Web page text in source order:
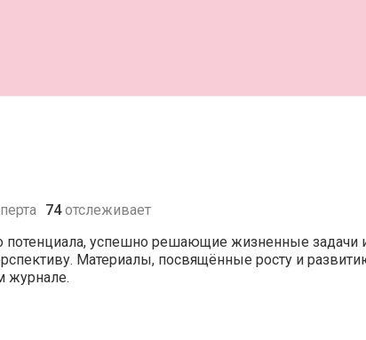
74 отслеживает
потенциала, успешно решающие жизненные задачи
Материалы, посвящённые росту и
журнале.